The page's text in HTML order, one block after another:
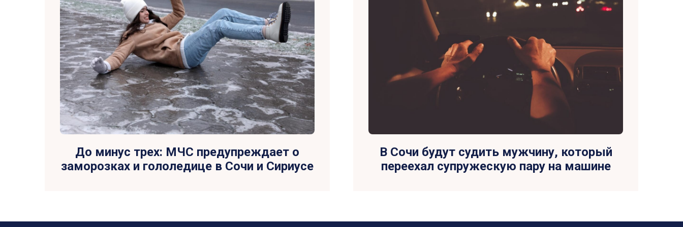
До минус трех: МЧС предупреждает о
заморозках и гололедице в Сочи и Сириусе
В Сочи будут судить мужчину, который
переехал супружескую пару на машине